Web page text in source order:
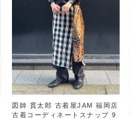
図師 貫太郎 古着屋JAM 福岡店
古着コーディネートスナップ 9